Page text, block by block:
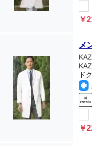
￥
メ
ド
￥